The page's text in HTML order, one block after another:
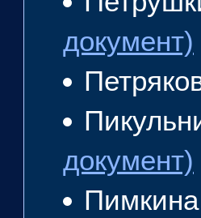
документ)
документ)